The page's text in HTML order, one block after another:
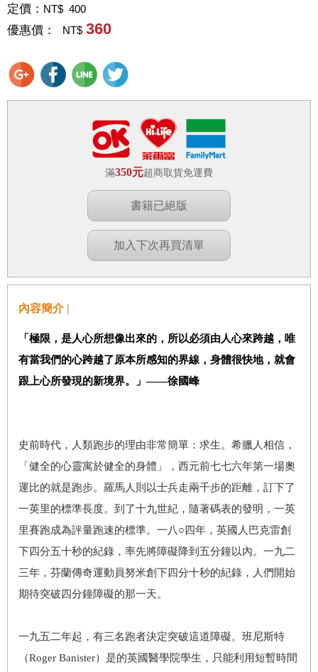
定價： NT$ 400
優惠價： NT$ 360
滿350元超商取貨免運費
書籍已絕版
加入下次再買清單
內容簡介 |
「極限，是人心所想像出來的，所以必須由人心來跨越，唯
有當我們的心跨越了原本所感知的界線，身體很快地，就會
跟上心所發現的新境界。」――徐國峰
史前時代，人類跑步的理由非常簡單：求生。希臘人相信，
「健全的心靈寓於健全的身體」，西元前七七六年第一場奧
運比的就是跑步。羅馬人則以士兵走兩千步的距離，訂下了
一英里的標準長度。到了十九世紀，隨著碼表的發明，一英
里賽跑成為評量跑速的標準。一八○四年，英國人巴克雷創
下四分五十秒的紀錄，率先將障礙降到五分鐘以內。一九二
三年，芬蘭傳奇運動員努米創下四分十秒的紀錄，人們開始
期待突破四分鐘障礙的那一天。
一九五二年起，有三名跑者決定突破這道障礙。班尼斯特
（Roger Banister）是的英國醫學院學生，只能利用短暫時間